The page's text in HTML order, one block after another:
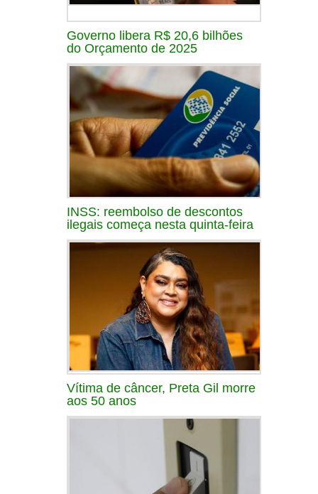
Governo libera R$ 20,6 bilhões
do Orçamento de 2025
INSS: reembolso de descontos
ilegais começa nesta quinta-feira
Vítima de câncer, Preta Gil morre
aos 50 anos